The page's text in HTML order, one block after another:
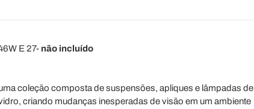
E 27- não incluído
coleção composta de suspensões, apliques e lâmpadas de
criando mudanças inesperadas de visão em um ambiente